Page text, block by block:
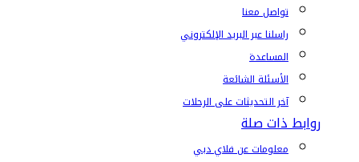
تواصل معنا
راسلنا عبر البريد الإلكتروني
المساعدة
الأسئلة الشائعة
آخر التحديثات على الرحلات
روابط ذات صلة
معلومات عن فلاي دبي